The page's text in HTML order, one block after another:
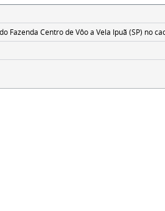
Fazenda Centro de Vôo a Vela Ipuã (SP) no